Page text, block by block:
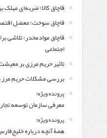
قاچاق کالا؛ ضربه‌ای مهلک
قاچاق سوخت؛ معضل
قاچاق موادمخدر؛
اجتماعی
تاثیر حریم مرزی بر
بررسی مشکلات حریم مرز
پرونده ویژه؛
معرفی سازمان توسعه
پرونده ویژه؛
همۀ آنچه درباره